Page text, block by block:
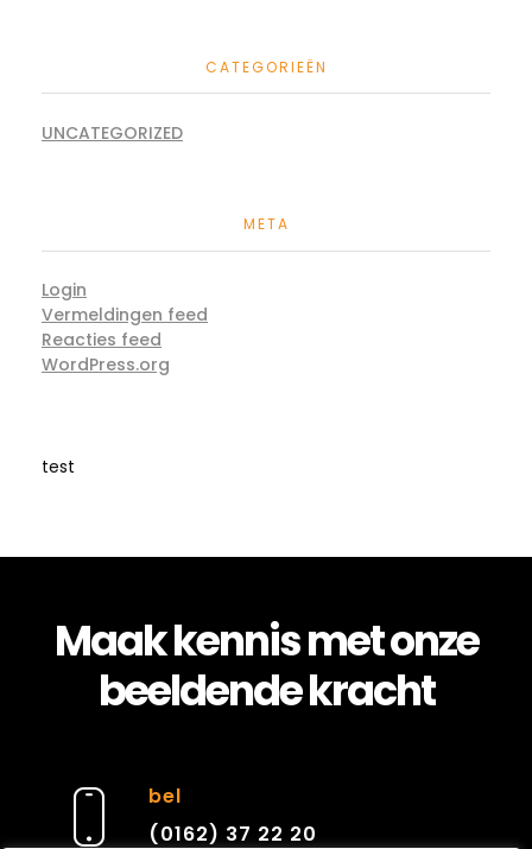
CATEGORIEËN
UNCATEGORIZED
META
Login
Vermeldingen feed
Reacties feed
WordPress.org
test
Maak kennis met onze
beeldende kracht
bel
(0162) 37 22 20